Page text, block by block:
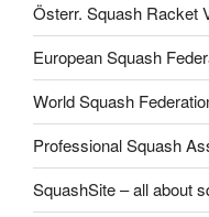
Österr. Squash Racket
European Squash
World Squash
Professional Squash
SquashSite – all about